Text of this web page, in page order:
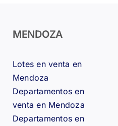
MENDOZA
Lotes en venta en
Mendoza
Departamentos en
venta en Mendoza
Departamentos en